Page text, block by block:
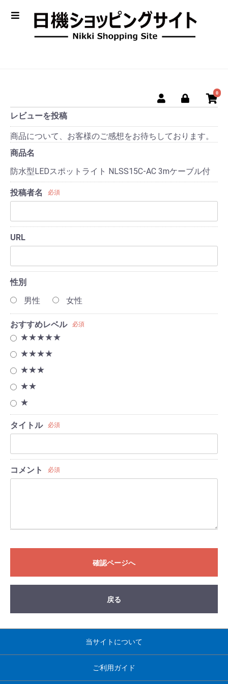
0
レビューを投稿
商品について、お客様のご感想をお待ちしております。
商品名
防水型LEDスポットライト NLSS15C-AC 3mケーブル付
投稿者名 必須
URL
性別
男性
女性
おすすめレベル 必須
★★★★★
★★★★
★★★
★★
★
タイトル 必須
コメント 必須
確認ページへ
戻る
当サイトについて
ご利用ガイド